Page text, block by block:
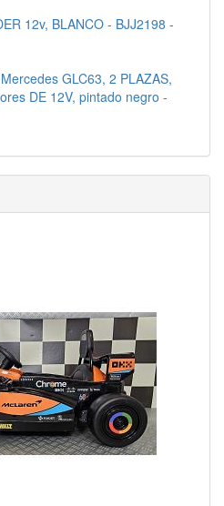
12v, BLANCO - BJJ2198 -
GLC63, 2 PLAZAS,
DE 12V, pintado negro -